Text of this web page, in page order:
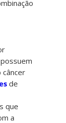
câncer
de
que
a